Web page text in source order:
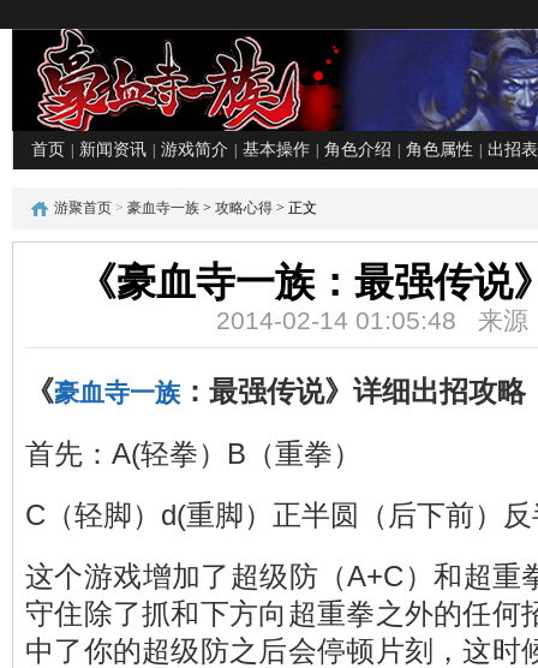
首页 新闻资讯 游戏简介 基本操作 角色介绍 角色属性 出招表
游聚首页 > 豪血寺一族 > 攻略心得 > 正文
《豪血寺一族：最强传说
2014-02-14 01:05:48 来
《豪血寺一族 ：最强传说》详细出招攻略
首先：A(轻拳）B（重拳）
C（轻脚）d(重脚）正半圆（后下前）
这个游戏增加了超级防（A+C）和超重
守住除了抓和下方向超重拳之外的任何
中了你的超级防之后会停顿片刻，这时